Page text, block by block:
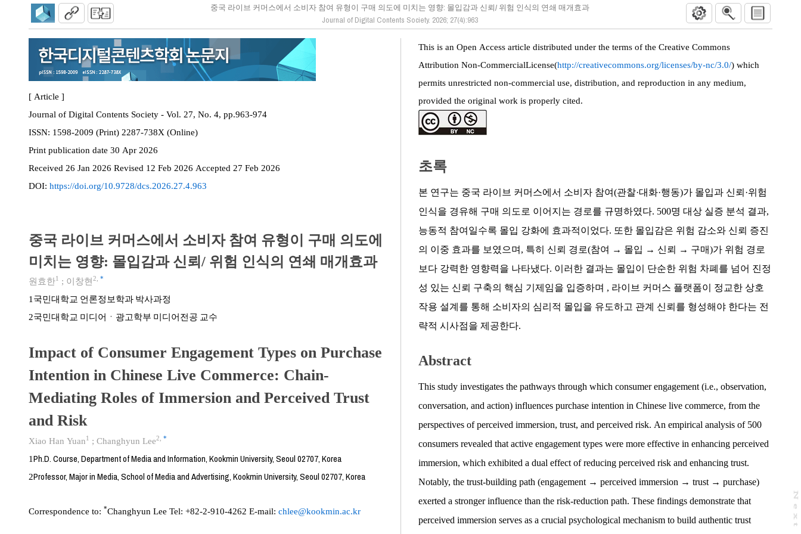
중국 라이브 커머스에서 소비자 참여 유형이 구매 의도에 미치는 영향: 몰입감과 신뢰/ 위험 인식의 연쇄 매개효과
Journal of Digital Contents Society. 2026; 27(4):963
N
e
x
t
a
g
[ Article ]
Journal of Digital Contents Society - Vol. 27, No. 4, pp.963-974
ISSN:
1598-2009 (Print) 2287-738X (Online)
Print publication date 30 Apr 2026
Received 26 Jan 2026 Revised 12 Feb 2026 Accepted 27 Feb 2026
DOI: https://doi.org/10.9728/dcs.2026.27.4.963
중국 라이브 커머스에서 소비자 참여 유형이 구매 의도에
미치는 영향: 몰입감과 신뢰/ 위험 인식의 연쇄 매개효과
원효한1 ; 이창현 2 *
1 국민대학교 언론정보학과 박사과정
2국민대학교 미디어ㆍ광고학부 미디어전공 교수
Impact of Consumer Engagement Types on Purchase
Intention in Chinese Live Commerce: Chain-
Mediating Roles of Immersion and Perceived Trust
and Risk
Xiao Han Yuan1 ; Changhyun Lee2 *
1Ph.D. Course, Department of Media and Information, Kookmin University, Seoul 02707, Korea
2Professor, Major in Media, School of Media and Advertising, Kookmin University, Seoul 02707, Korea
Correspondence to: *Changhyun Lee Tel: +82-2-910-4262 E-mail: chlee@kookmin.ac.kr
This is an Open Access article distributed under the terms of the Creative Commons
Attribution Non-CommercialLicense(http://creativecommons.org/licenses/by-nc/3.0/) which
permits unrestricted non-commercial use, distribution, and reproduction in any medium,
provided the original work is properly cited.
초록
본 연구는 중국 라이브 커머스에서 소비자 참여(관찰·대화·행동)가 몰입과 신뢰·위험
인식을 경유해 구매 의도로 이어지는 경로를 규명하였다. 500명 대상 실증 분석 결과,
능동적 참여일수록 몰입 강화에 효과적이었다. 또한 몰입감은 위험 감소와 신뢰 증진
의 이중 효과를 보였으며, 특히 신뢰 경로(참여 → 몰입 → 신뢰 → 구매)가 위험 경로
보다 강력한 영향력을 나타냈다. 이러한 결과는 몰입이 단순한 위험 차폐를 넘어 진정
성 있는 신뢰 구축의 핵심 기제임을 입증하며 , 라이브 커머스 플랫폼이 정교한 상호
작용 설계를 통해 소비자의 심리적 몰입을 유도하고 관계 신뢰를 형성해야 한다는 전
략적 시사점을 제공한다.
Abstract
This study investigates the pathways through which consumer engagement (i.e., observation,
conversation, and action) influences purchase intention in Chinese live commerce, from the
perspectives of perceived immersion, trust, and perceived risk. An empirical analysis of 500
consumers revealed that active engagement types were more effective in enhancing perceived
immersion, which exhibited a dual effect of reducing perceived risk and enhancing trust.
Notably, the trust-building path (engagement → perceived immersion → trust → purchase)
exerted a stronger influence than the risk-reduction path. These findings demonstrate that
perceived immersion serves as a crucial psychological mechanism to build authentic trust